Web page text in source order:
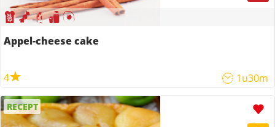
Appel-cheese cake
4 1u30m
RECEPT